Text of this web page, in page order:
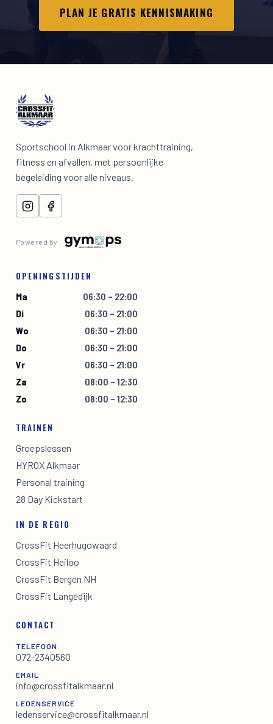
PLAN JE GRATIS KENNISMAKING
Sportschool in Alkmaar voor krachttraining,
fitness en afvallen, met persoonlijke
begeleiding voor alle niveaus.
Powered by
OPENINGSTIJDEN
Ma
06:30 – 22:00
Di
06:30 – 21:00
Wo
06:30 – 21:00
Do
06:30 – 21:00
Vr
06:30 – 21:00
Za
08:00 – 12:30
Zo
08:00 – 12:30
TRAINEN
Groepslessen
HYROX Alkmaar
Personal training
28 Day Kickstart
IN DE REGIO
CrossFit Heerhugowaard
CrossFit Heiloo
CrossFit Bergen NH
CrossFit Langedijk
CONTACT
TELEFOON
072-2340560
EMAIL
info@crossfitalkmaar.nl
LEDENSERVICE
ledenservice@crossfitalkmaar.nl